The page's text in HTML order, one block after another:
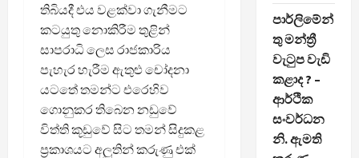
තිබියදී එය වළක්වා ගැනීමට
කටයුතු නොකිරීම තුළින්
සාපරාධි ලෙස රාජකාරිය
පැහැර හැරීම ඇතුළු චෝදනා
යටතේ තමන්ට එරෙහිව
ගොනුකර තිබෙන නඩුවේ
විත්ති කූඩුවේ සිට තමන් සිදුකළ
ප්‍රකාශයට අලුතින් කරුණු එක්
පාර්ලිමේන්
තු මන්ත්‍රී
වැටුප වැඩි
කළාද ? –
ආර්ථික
සංවර්ධන
නි. ඇමති